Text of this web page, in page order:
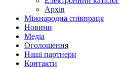
Архів
Міжнародна співпраця
Новини
Медіa
Оголошення
Наші партнери
Контакти